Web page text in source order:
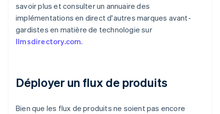
savoir plus et consulter un annuaire des
implémentations en direct d'autres marques avant-
gardistes en matière de technologie sur
llmsdirectory.com.
Déployer un flux de produits
Bien que les flux de produits ne soient pas encore